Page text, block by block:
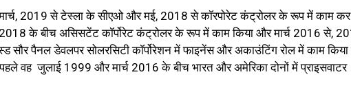
2019 से टेस्ला के सीएओ और मई, 2018 से कॉरपोरेट कंट्रोलर के रूप में काम कर
के बीच असिसटेंट कॉर्पोरेट कंट्रोलर के रूप में काम किया और मार्च 2016 से,
सौर पैनल डेवलपर सोलरसिटी कॉर्पोरेशन में फाइनेंस और अकाउंटिंग रोल में काम
वह जुलाई 1999 और मार्च 2016 के बीच भारत और अमेरिका दोनों में प्राइसवाटर